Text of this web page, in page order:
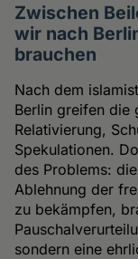
Zwischen
wir nach
brauchen
Nach dem
Berlin greifen die
Relativierung,
Spekulationen.
des Problems:
Ablehnung der
zu bekämpfen,
sondern eine